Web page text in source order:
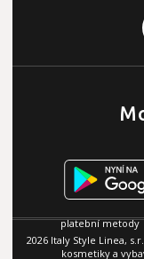
2026 Italy Style Linea,
kosmetiky a